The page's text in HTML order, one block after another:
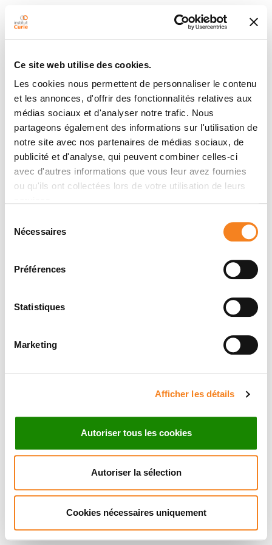
Ce site web utilise des cookies.
Les cookies nous permettent de personnaliser le contenu
et les annonces, d'offrir des fonctionnalités relatives aux
médias sociaux et d'analyser notre trafic. Nous
partageons également des informations sur l'utilisation de
notre site avec nos partenaires de médias sociaux, de
publicité et d'analyse, qui peuvent combiner celles-ci
avec d'autres informations que vous leur avez fournies
ou qu'ils ont collectées lors de votre utilisation de leurs
Nécessaires
Préférences
Statistiques
Marketing
Afficher les détails
Autoriser tous les cookies
Autoriser la sélection
Cookies nécessaires uniquement